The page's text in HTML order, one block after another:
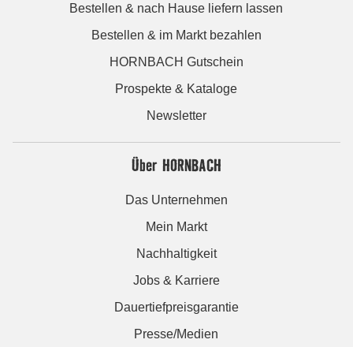
Bestellen & nach Hause liefern lassen
Bestellen & im Markt bezahlen
HORNBACH Gutschein
Prospekte & Kataloge
Newsletter
Über HORNBACH
Das Unternehmen
Mein Markt
Nachhaltigkeit
Jobs & Karriere
Dauertiefpreisgarantie
Presse/Medien